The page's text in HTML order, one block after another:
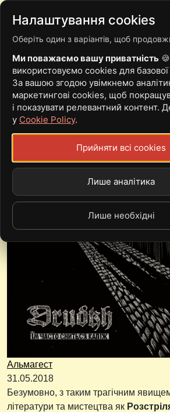
DRUDKH – ЇМ
СНИТЬСЯ КАПІЖ
Альмагест
31.05.2018
Безумовно, з таким трагічним явищем
літератури та мистецтва як
Налаштування cookies
Оберіть один з варіантів, щоб
Ми поважаємо вашу приватність
використовуємо cookies для базової
За вашою згодою увімкнемо
маркетингові cookies, щоб
і показувати релевантний контент.
у Cookie Policy.
Прийняти всі cookies
Лише аналітика
Лише необхідні